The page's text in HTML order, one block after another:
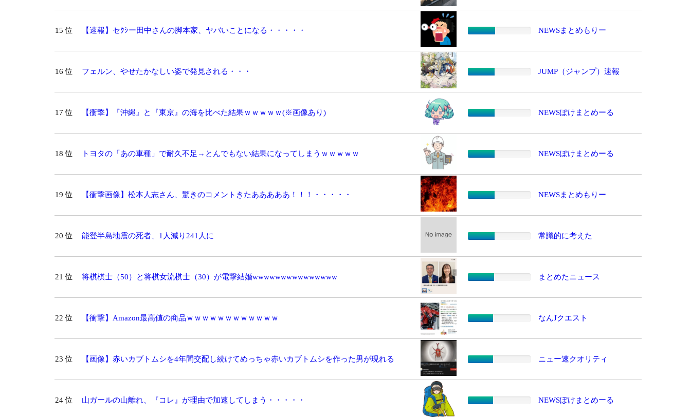
15 位 【速報】セｸｼー田中さんの脚本家、ヤバいことになる・・・・・ NEWSまとめもりー
16 位 フェルン、やせたかなしい姿で発見される・・・ JUMP（ジャンプ）速報
17 位 【衝撃】『沖縄』と『東京』の海を比べた結果ｗｗｗｗｗ(※画像あり) NEWSぽけまとめーる
18 位 トヨタの「あの車種」で耐久不足→とんでもない結果になってしまうｗｗｗｗｗ NEWSぽけまとめーる
19 位 【衝撃画像】松本人志さん、驚きのコメントきたあああああ！！！・・・・・ NEWSまとめもりー
20 位 能登半島地震の死者、1人減り241人に 常識的に考えた
21 位 将棋棋士（50）と将棋女流棋士（30）が電撃結婚wwwwwwwwwwwwwww まとめたニュース
22 位 【衝撃】Amazon最高値の商品ｗｗｗｗｗｗｗｗｗｗｗｗ なんJクエスト
23 位
【画像】赤いカブトムシを4年間交配し続けてめっちゃ赤いカブトムシを作った男が現れる
ニュー速クオリティ
24 位 山ガールの山離れ、『コレ』が理由で加速してしまう・・・・・ NEWSぽけまとめーる